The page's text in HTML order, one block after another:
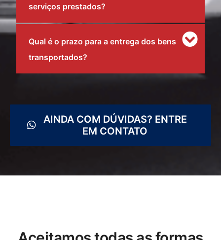
serviços prestados?
Qual é o prazo para a entrega dos bens
transportados?
AINDA COM DÚVIDAS? ENTRE
EM CONTATO